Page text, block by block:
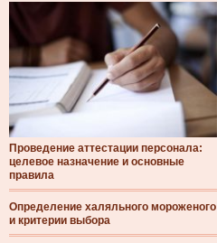
Проведение аттестации персонала:
целевое назначение и основные
правила
Определение халяльного мороженого
и критерии выбора